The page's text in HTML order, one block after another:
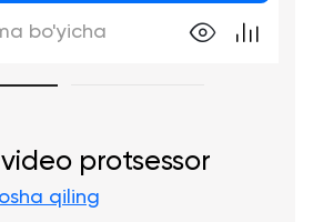
bo'yicha
protsessor
qiling